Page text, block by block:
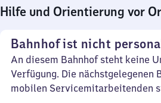
Hilfe und Orientierung vor
Bahnhof ist nicht
An diesem Bahnhof steht keine
Verfügung. Die nächstgelegenen
mobilen Servicemitarbeitenden